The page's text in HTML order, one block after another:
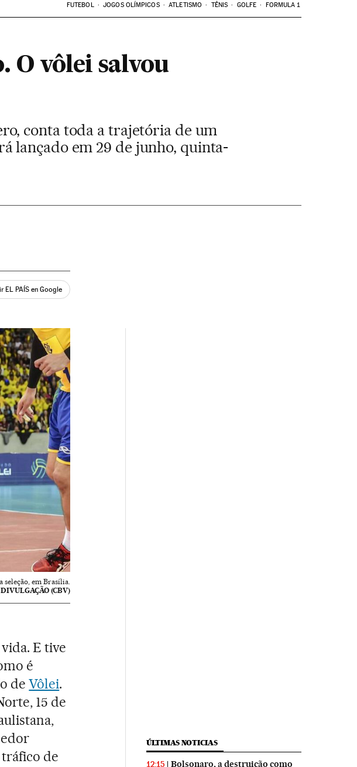
FUTEBOL JOGOS OLÍMPICOS ATLETISMO TÊNIS GOLFE FORMULA 1
O vôlei salvou
conta toda a trajetória de um
lançado em 29 de junho, quinta-
EL PAÍS en Google
seleção, em Brasília.
DIVULGAÇÃO (CBV)
E tive
é
deVôlei.
15 de
de
ÚLTIMAS NOTICIAS
12:15
Bolsonaro, a destruição como